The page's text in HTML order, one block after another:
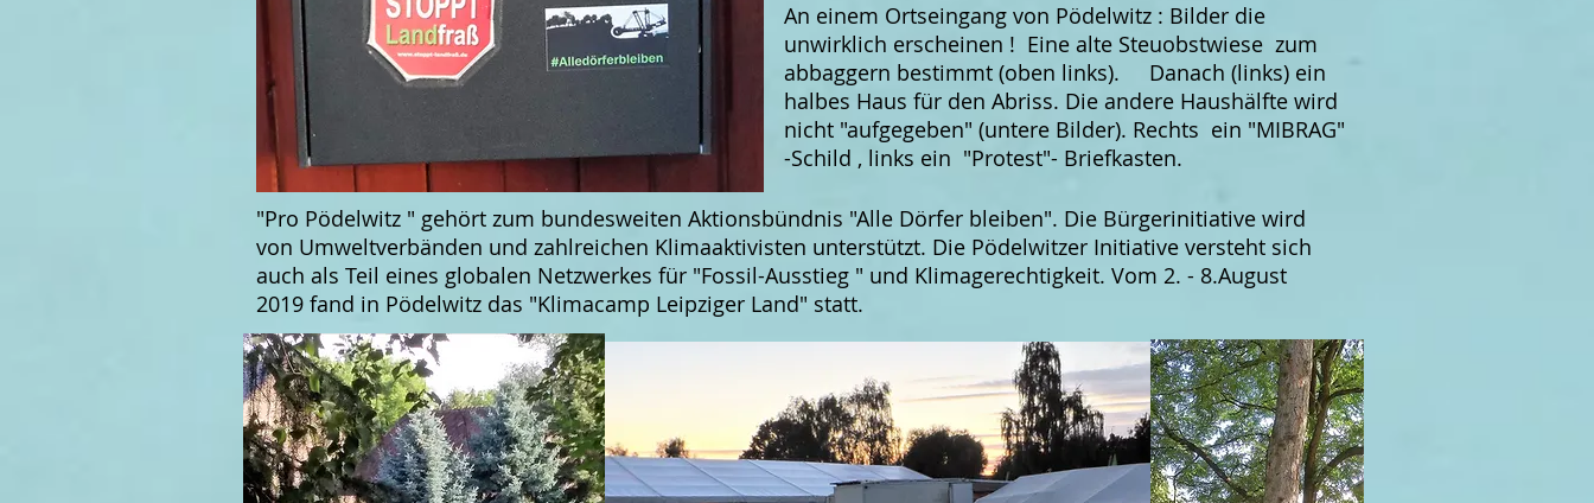
An einem Ortseingang von Pödelwitz : Bilder die
unwirklich erscheinen ! Eine alte Steuobstwiese zum
abbaggern bestimmt (oben links). Danach (links) ein
halbes Haus für den Abriss. Die andere Haushälfte wird
nicht "aufgegeben" (untere Bilder). Rechts ein "MIBRAG"
-Schild , links ein "Protest"- Briefkasten.
"Pro Pödelwitz " gehört zum bundesweiten Aktionsbündnis "Alle Dörfer bleiben". Die Bürgerinitiative wird
von Umweltverbänden und zahlreichen Klimaaktivisten unterstützt. Die Pödelwitzer Initiative versteht sich
auch als Teil eines globalen Netzwerkes für "Fossil-Ausstieg " und Klimagerechtigkeit. Vom 2. - 8.August
2019 fand in Pödelwitz das "Klimacamp Leipziger Land" statt.